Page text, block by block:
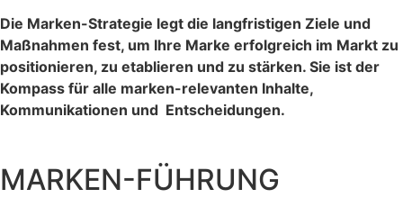
Die Marken-Strategie legt die langfristigen Ziele und
Maßnahmen fest, um Ihre Marke erfolgreich im Markt zu
positionieren, zu etablieren und zu stärken. Sie ist der
Kompass für alle marken-relevanten Inhalte,
Kommunikationen und Entscheidungen.
MARKEN-FÜHRUNG